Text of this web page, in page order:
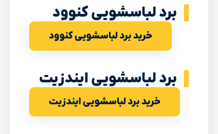
برد لباسشویی کنوود
خرید برد لباسشویی کنوود
برد لباسشویی ایندزیت
خرید برد لباسشویی ایندزیت